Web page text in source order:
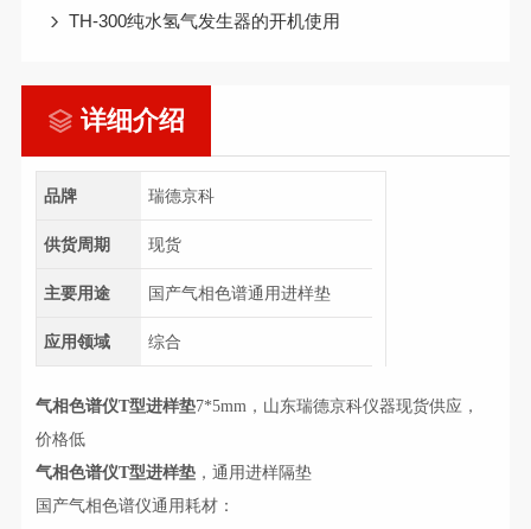
TH-300纯水氢气发生器的开机使用
详细介绍
品牌 瑞德京科
供货周期 现货
主要用途 国产气相色谱通用进样垫
应用领域 综合
气相色谱仪T型进样垫7*5mm，山东瑞德京科仪器现货供应，
价格低
气相色谱仪T型进样垫 ，通用进样隔垫
国产气相色谱仪通用耗材：